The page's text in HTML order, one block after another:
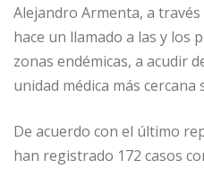
Alejandro Armenta, a través
hace un llamado a las y los
zonas endémicas, a acudir
unidad médica más
De acuerdo con el último
han registrado 172 casos